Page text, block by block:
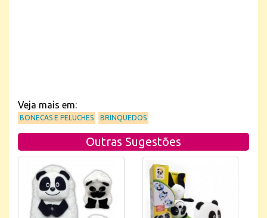
Veja mais em:
BONECAS E PELUCHES BRINQUEDOS
Outras Sugestões